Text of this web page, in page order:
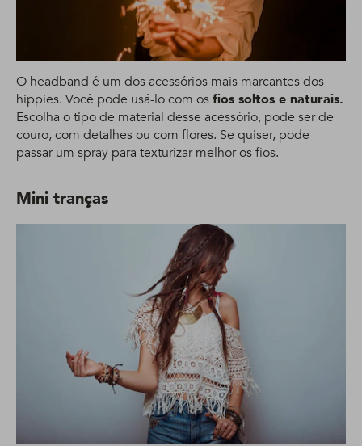
O headband é um dos acessórios mais marcantes dos
hippies. Você pode usá-lo com osfios soltos e naturais.
Escolha o tipo de material desse acessório, pode ser de
couro, com detalhes ou com flores. Se quiser, pode
passar um spray para texturizar melhor os fios.
Mini tranças